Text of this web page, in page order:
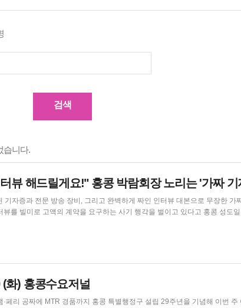
습니다.
뷰 해드릴게요!" 홍콩 박람회장 노리는 '가짜
빌미로 고액의 계약을 요구하는 사기 행각을 벌이고 있다고 홍콩 성도일보가 보도했
렁(Leung) 대표가 홍콩 홈 엑스포에서 자신들을 3인조 CCTV 취재진이라
화) 홍콩수요저널
구 설립 29주년을 기념해 이번 주 여러 대중교통망에서 시민들